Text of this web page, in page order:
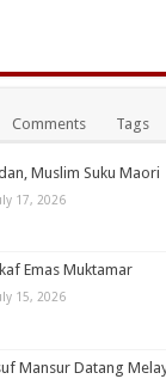
Comments Tags
Muslim Suku Maori
17, 2026
Emas Muktamar
15, 2026
Mansur Datang